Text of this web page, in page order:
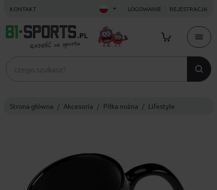
KONTAKT LOGOWANIE REJESTRACJA
Strona główna Akcesoria Piłka nożna Lifestyle